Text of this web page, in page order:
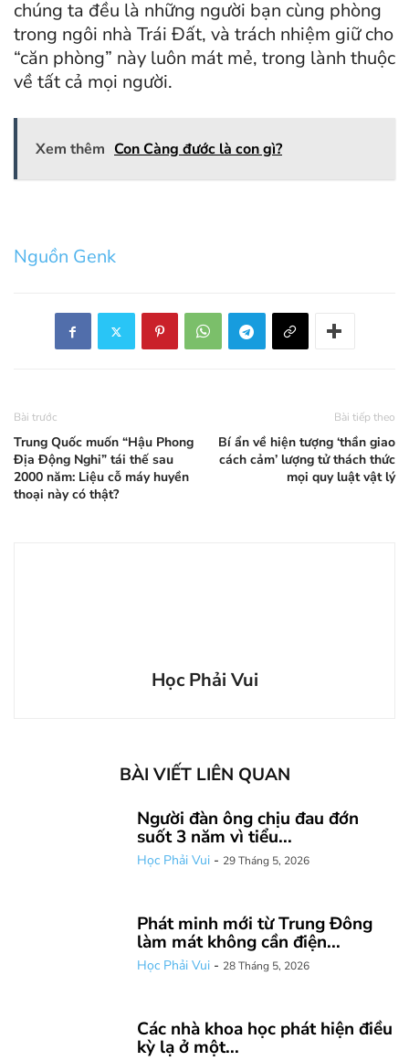
chúng ta đều là những người bạn cùng phòng
trong ngôi nhà Trái Đất, và trách nhiệm giữ cho
“căn phòng” này luôn mát mẻ, trong lành thuộc
về tất cả mọi người.
Xem thêm Con Càng đước là con gì?
Nguồn Genk
Bài trước
Trung Quốc muốn “Hậu Phong
Địa Động Nghi” tái thế sau
2000 năm: Liệu cỗ máy huyền
thoại này có thật?
Bài tiếp theo
Bí ẩn về hiện tượng ‘thần giao
cách cảm’ lượng tử thách thức
mọi quy luật vật lý
Học Phải Vui
BÀI VIẾT LIÊN QUAN
Người đàn ông chịu đau đớn
suốt 3 năm vì tiểu...
Học Phải Vui - 29 Tháng 5, 2026
Phát minh mới từ Trung Đông
làm mát không cần điện...
Học Phải Vui - 28 Tháng 5, 2026
Các nhà khoa học phát hiện điều
kỳ lạ ở một...